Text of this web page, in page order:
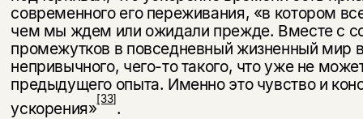
современного его пере­живания, «в котором
чем мы ждем или ожидали прежде. Вместе с
промежутков в повседневный жизненный мир
непривычного, чего-то такого, что уже не
предыдущего опыта. Именно это чувство и
ускорения»[33].